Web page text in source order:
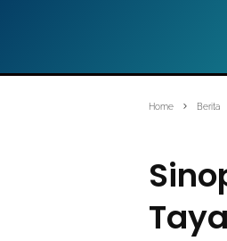
Home Berita